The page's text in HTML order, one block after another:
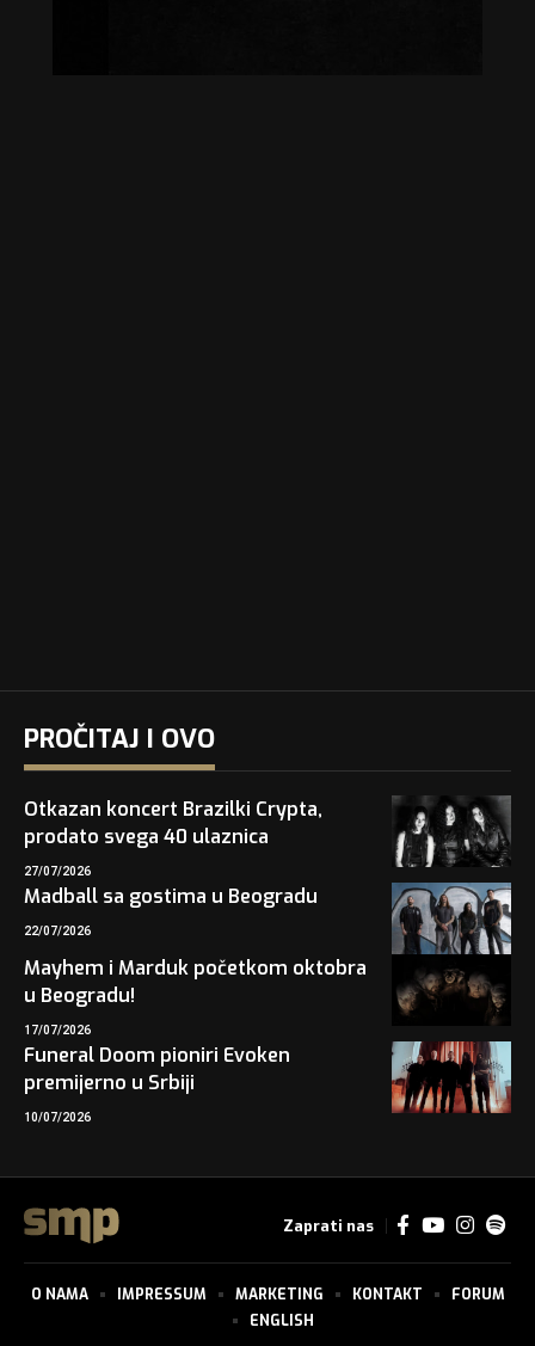
PROČITAJ I OVO
Otkazan koncert Brazilki Crypta,
prodato svega 40 ulaznica
27/07/2026
Madball sa gostima u Beogradu
22/07/2026
Mayhem i Marduk početkom oktobra
u Beogradu!
17/07/2026
Funeral Doom pioniri Evoken
premijerno u Srbiji
10/07/2026
Zaprati nas
O NAMA IMPRESSUM MARKETING KONTAKT
FORUM
ENGLISH